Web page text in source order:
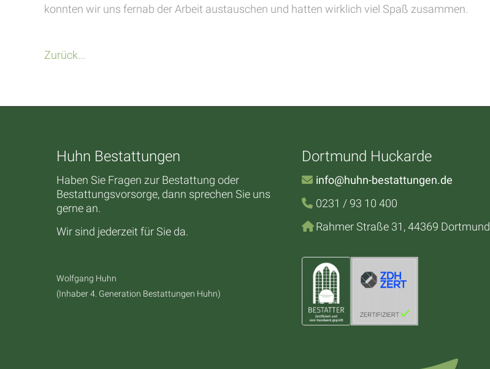
konnten wir uns fernab der Arbeit austauschen und hatten wirklich viel Spaß zusammen.
Zurück...
Huhn Bestattungen
Haben Sie Fragen zur Bestattung oder
Bestattungsvorsorge, dann sprechen Sie uns
gerne an.
Wir sind jederzeit für Sie da.
Wolfgang Huhn
(Inhaber 4. Generation Bestattungen Huhn)
Dortmund Huckarde
info@huhn-bestattungen.de
0231 / 93 10 400
Rahmer Straße 31, 44369 Dortmund